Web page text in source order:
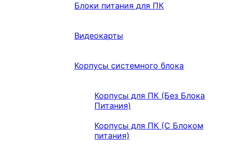
Блоки питания для ПК
Видеокарты
Корпусы системного блока
Корпусы для ПК (Без Блока
Питания)
Корпусы для ПК (С Блоком
питания)